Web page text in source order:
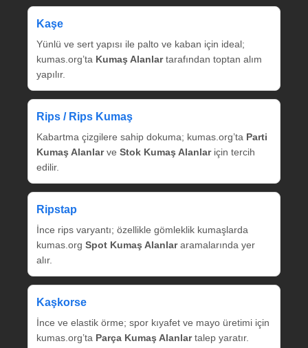
Kaşe
Yünlü ve sert yapısı ile palto ve kaban için ideal;
kumas.org’ta Kumaş Alanlartarafından toptan alım
yapılır.
Rips / Rips Kumaş
Kabartma çizgilere sahip dokuma; kumas.org’ta Parti
Kumaş Alanlarve Stok Kumaş Alanlariçin tercih
edilir.
Ripstap
İnce rips varyantı; özellikle gömleklik kumaşlarda
kumas.org Spot Kumaş Alanlararamalarında yer
alır.
Kaşkorse
İnce ve elastik örme; spor kıyafet ve mayo üretimi için
kumas.org’ta Parça Kumaş Alanlartalep yaratır.